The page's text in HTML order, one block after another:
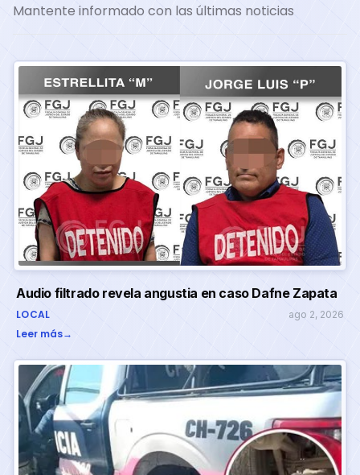
Mantente informado con las últimas noticias
Audio filtrado revela angustia en caso Dafne Zapata
LOCAL ago 2, 2026
Leer más→